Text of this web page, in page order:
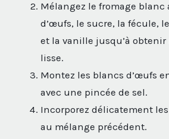
Mélangez le fromage blanc
d’œufs, le sucre, la fécule,
et la vanille jusqu’à
lisse.
Montez les blancs d’œufs
avec une pincée de sel.
Incorporez délicatement
au mélange précédent.